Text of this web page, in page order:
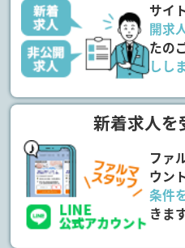
サイ
開求
たの
しし
新着求人を
ファ
ウン
条件
きま